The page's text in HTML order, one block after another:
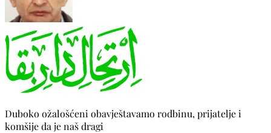
Duboko ožalošćeni obavještavamo rodbinu, prijatelje i
komšije da je naš dragi